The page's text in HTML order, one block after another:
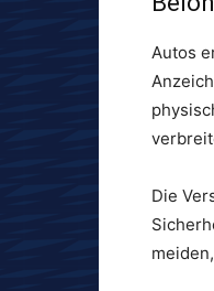
Autos
Die